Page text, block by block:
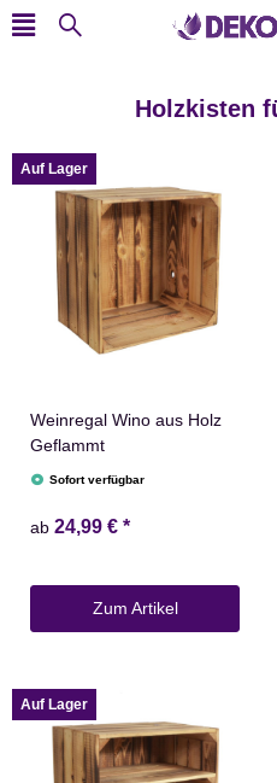
Holzkisten
Auf Lager
Weinregal Wino aus Holz
Geflammt
Sofort verfügbar
ab 24,99 € *
Zum Artikel
Auf Lager